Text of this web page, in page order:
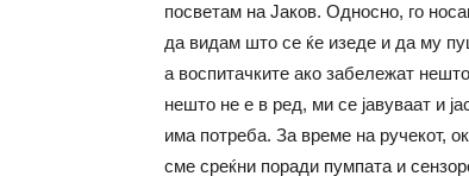
посветам на Јаков. Односно, го
да видам што се ќе изеде и да му
а воспитачките ако забележат
нешто не е в ред, ми се јавуваат и
има потреба. За време на ручекот,
сме среќни поради пумпата и